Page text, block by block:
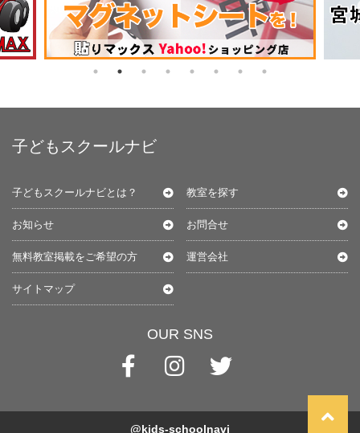
子どもスクールナビ
子どもスクールナビとは？ 教室を探す
お知らせ お問合せ
無料教室掲載をご希望の方 運営会社
サイトマップ
OUR SNS
@kids-schoolnavi